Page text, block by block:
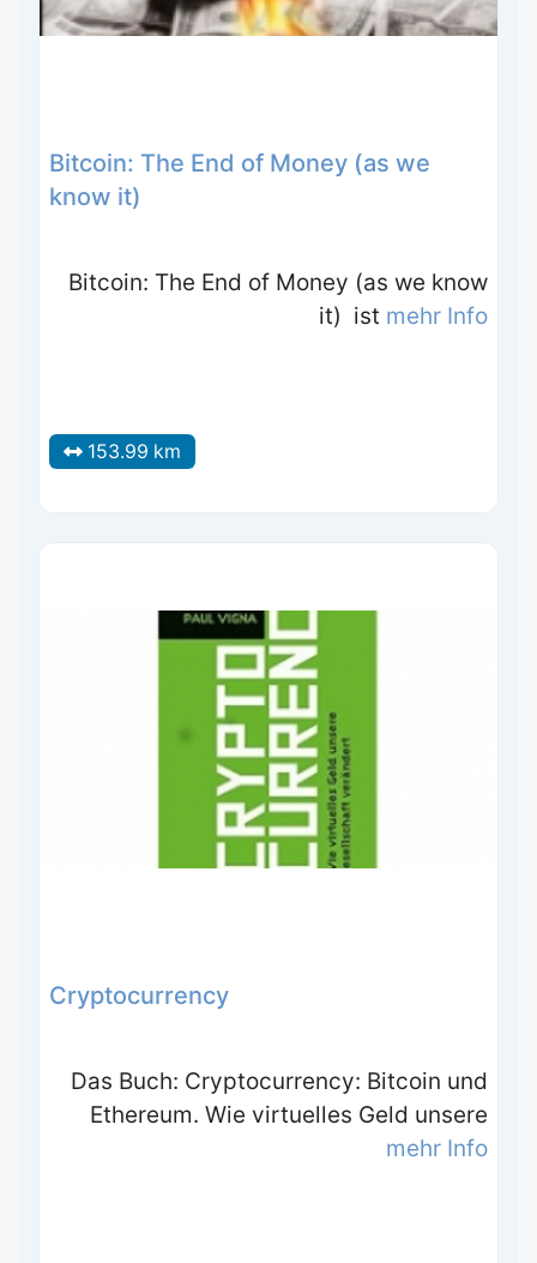
Bitcoin: The End of Money (as we
know it)
Bitcoin: The End of Money (as we know
it) ist mehr Info
153.99 km
Cryptocurrency
Das Buch: Cryptocurrency: Bitcoin und
Ethereum. Wie virtuelles Geld unsere
mehr Info